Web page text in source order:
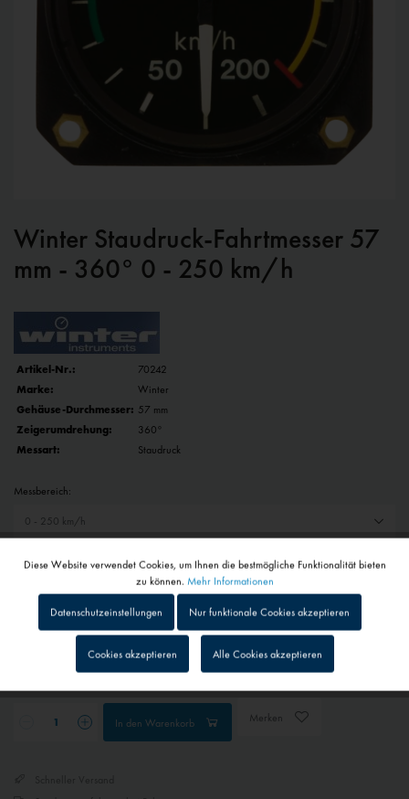
Winter Staudruck-Fahrtmesser 57
mm - 360° 0 - 250 km/h
Artikel-Nr.:
70242
Marke:
Winter
Gehäuse-Durchmesser: 57 mm
Zeigerumdrehung:
360°
Messart:
Staudruck
Messbereich:
Auswahl zurücksetzen
558,00 € *
zzgl. Versandkosten
Lieferzeit auf Anfrage - Bitte kontaktieren Sie uns
In den Warenkorb Merken
Tracking Inaktiv
Personalisierung Inaktiv
Diese Website verwendet Cookies, um Ihnen die bestmögliche Funktionalität bieten
zu können. Mehr Informationen
Datenschutzeinstellungen Nur funktionale Cookies akzeptieren
Cookies akzeptieren Alle Cookies akzeptieren